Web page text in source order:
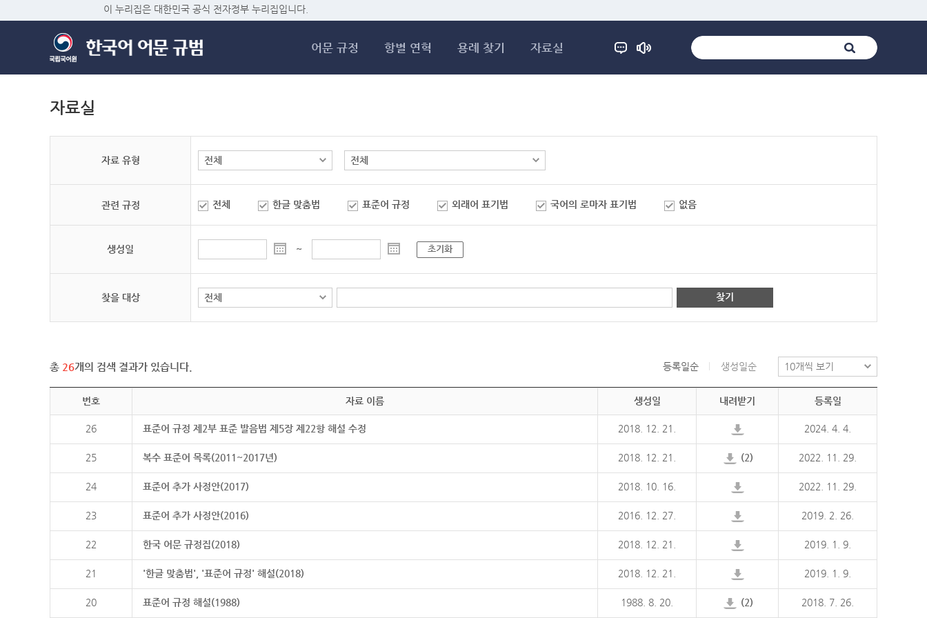
이 누리집은 대한민국 공식 전자정부 누리집입니다.
어문 규정 항별 연혁 용례 찾기 자료실
자료실
자료 유형
관련 규정 전체 한글 맞춤법 표준어 규정 외래어 표기법 국어의 로마자 표기법 없음
생성일 ~ 초기화
찾을 대상 찾기
총 26개의 검색 결과가 있습니다. 등록일순 생성일순
번호 자료 이름 생성일 내려받기 등록일
26 표준어 규정 제2부 표준 발음법 제5장 제22항 해설 수정 2018. 12. 21. 2024. 4. 4.
25 복수 표준어 목록(2011~2017년) 2018. 12. 21. (2) 2022. 11. 29.
24 표준어 추가 사정안(2017) 2018. 10. 16. 2022. 11. 29.
23 표준어 추가 사정안(2016) 2016. 12. 27. 2019. 2. 26.
22 한국 어문 규정집(2018) 2018. 12. 21. 2019. 1. 9.
21 '한글 맞춤법', '표준어 규정' 해설(2018) 2018. 12. 21. 2019. 1. 9.
20 표준어 규정 해설(1988) 1988. 8. 20. (2) 2018. 7. 26.